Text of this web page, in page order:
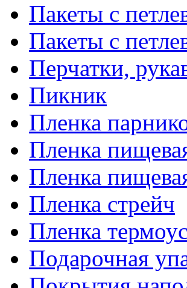
Пакеты с
Пакеты с
Перчатки,
Пикник
Пленка
Пленка
Пленка
Пленка стрейч
Пленка
Подарочная